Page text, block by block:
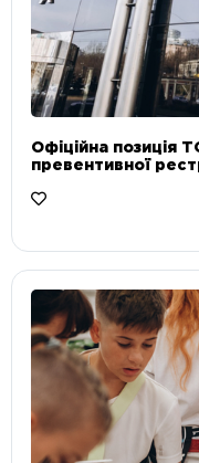
Офіційна
превентивної